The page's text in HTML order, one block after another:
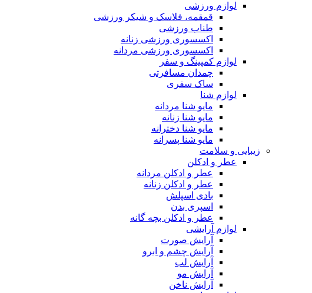
لوازم ورزشی
قمقمه، فلاسک و شیکر ورزشی
طناب ورزشی
اکسسوری ورزشی زنانه
اکسسوری ورزشی مردانه
لوازم کمپینگ و سفر
چمدان مسافرتی
ساک سفری
لوازم شنا
مایو شنا مردانه
مایو شنا زنانه
مایو شنا دخترانه
مایو شنا پسرانه
زیبایی و سلامت
عطر و ادکلن
عطر و ادکلن مردانه
عطر و ادکلن زنانه
بادی اسپلش
اسپری بدن
عطر و ادکلن بچه گانه
لوازم آرایشی
آرایش صورت
آرایش چشم و ابرو
آرایش لب
آرایش مو
آرایش ناخن